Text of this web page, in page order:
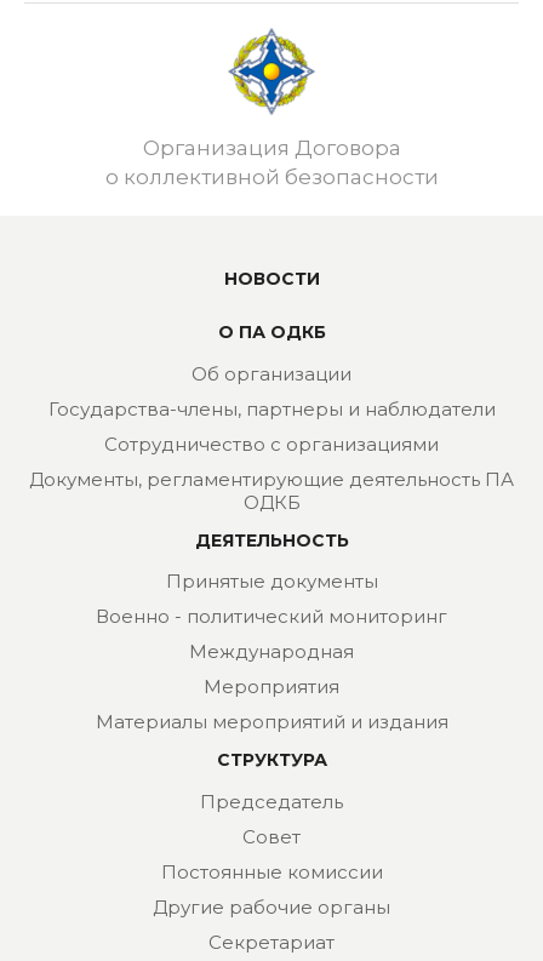
Организация Договора
о коллективной безопасности
НОВОСТИ
О ПА ОДКБ
Об организации
Государства-члены, партнеры и наблюдатели
Сотрудничество с организациями
Документы, регламентирующие деятельность ПА
ОДКБ
ДЕЯТЕЛЬНОСТЬ
Принятые документы
Военно - политический мониторинг
Международная
Мероприятия
Материалы мероприятий и издания
СТРУКТУРА
Председатель
Совет
Постоянные комиссии
Другие рабочие органы
Секретариат